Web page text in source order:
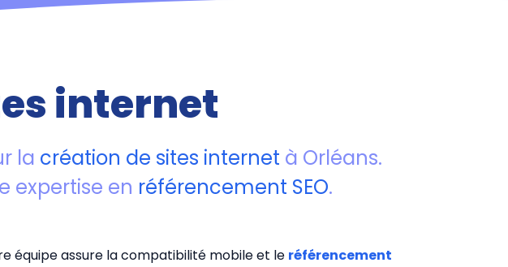
internet
la création de sites internet à Orléans.
expertise en référencement SEO.
équipe assure la compatibilité mobile et le référencement